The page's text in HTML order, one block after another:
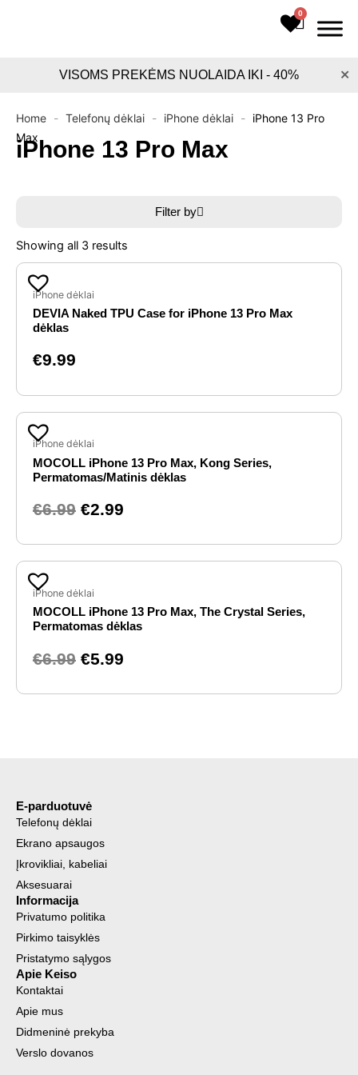
0 Cart
VISOMS PREKĖMS NUOLAIDA IKI - 40% ×
Home - Telefonų dėklai - iPhone dėklai - iPhone 13 Pro
Max
iPhone 13 Pro Max
Filter by
Showing all 3 results
iPhone dėklai
DEVIA Naked TPU Case for iPhone 13 Pro Max
dėklas
€9.99
iPhone dėklai
MOCOLL iPhone 13 Pro Max, Kong Series,
Permatomas/Matinis dėklas
€6.99
price
was:
€6.99.
€2.99
is:
€2.99.
iPhone dėklai
MOCOLL iPhone 13 Pro Max, The Crystal Series,
Permatomas dėklas
€6.99
price
was:
€6.99.
€5.99
is:
€5.99.
E-parduotuvė
Telefonų dėklai
Ekrano apsaugos
Įkrovikliai, kabeliai
Aksesuarai
Informacija
Privatumo politika
Pirkimo taisyklės
Pristatymo sąlygos
Apie Keiso
Kontaktai
Apie mus
Didmeninė prekyba
Verslo dovanos